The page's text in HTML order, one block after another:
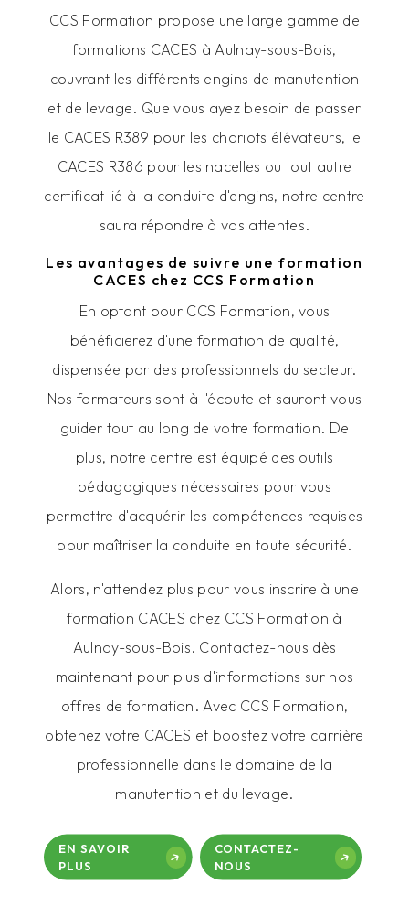
CCS Formation propose une large gamme de
formations CACES à Aulnay-sous-Bois,
couvrant les différents engins de manutention
et de levage. Que vous ayez besoin de passer
le CACES R389 pour les chariots élévateurs, le
CACES R386 pour les nacelles ou tout autre
certificat lié à la conduite d'engins, notre centre
saura répondre à vos attentes.
Les avantages de suivre une formation
CACES chez CCS Formation
En optant pour CCS Formation, vous
bénéficierez d'une formation de qualité,
dispensée par des professionnels du secteur.
Nos formateurs sont à l'écoute et sauront vous
guider tout au long de votre formation. De
plus, notre centre est équipé des outils
pédagogiques nécessaires pour vous
permettre d'acquérir les compétences requises
pour maîtriser la conduite en toute sécurité.
Alors, n'attendez plus pour vous inscrire à une
formation CACES chez CCS Formation à
Aulnay-sous-Bois. Contactez-nous dès
maintenant pour plus d'informations sur nos
offres de formation. Avec CCS Formation,
obtenez votre CACES et boostez votre carrière
professionnelle dans le domaine de la
manutention et du levage.
EN SAVOIR
PLUS
CONTACTEZ-
NOUS